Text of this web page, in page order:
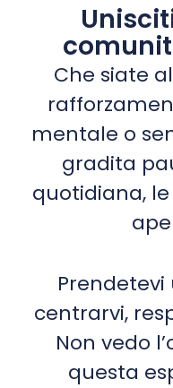
Che siate
mentale o
gradita
quotidiana,
centrarvi,
Non vedo
questa